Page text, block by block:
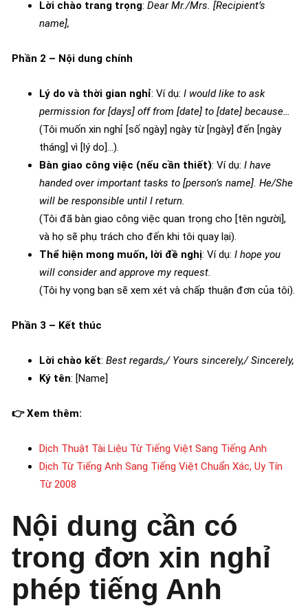
Lời chào trang trọng: Dear Mr./Mrs. [Recipient’s
name],
Phần 2 – Nội dung chính
Lý do và thời gian nghỉ: Ví dụ: I would like to ask
permission for [days] off from [date] to [date] because…
(Tôi muốn xin nghỉ [số ngày] ngày từ [ngày] đến [ngày
tháng] vì [lý do]…).
Bàn giao công việc (nếu cần thiết): Ví dụ: I have
handed over important tasks to [person’s name]. He/She
will be responsible until I return.
(Tôi đã bàn giao công việc quan trọng cho [tên người],
và họ sẽ phụ trách cho đến khi tôi quay lại).
Thể hiện mong muốn, lời đề nghị: Ví dụ: I hope you
will consider and approve my request.
(Tôi hy vọng bạn sẽ xem xét và chấp thuận đơn của tôi).
Phần 3 – Kết thúc
Lời chào kết: Best regards,/ Yours sincerely,/ Sincerely,
Ký tên: [Name]
👉 Xem thêm:
Dịch Thuật Tài Liệu Từ Tiếng Việt Sang Tiếng Anh
Dịch Từ Tiếng Anh Sang Tiếng Việt Chuẩn Xác, Uy Tín
Từ 2008
Nội dung cần có
trong đơn xin nghỉ
phép tiếng Anh